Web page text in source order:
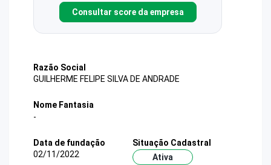
Consultar score da empresa
Razão Social
GUILHERME FELIPE SILVA DE ANDRADE
Nome Fantasia
-
Data de fundação
02/11/2022
Situação Cadastral
Ativa